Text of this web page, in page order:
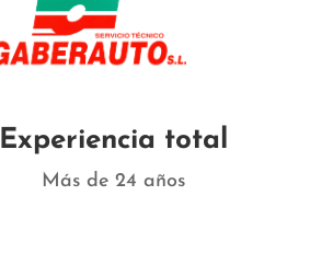
Experiencia total
Más de 24 años